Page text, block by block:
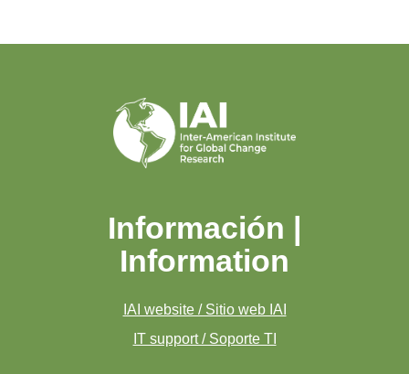
Información |
Information
IAI website / Sitio web IAI
IT support / Soporte TI